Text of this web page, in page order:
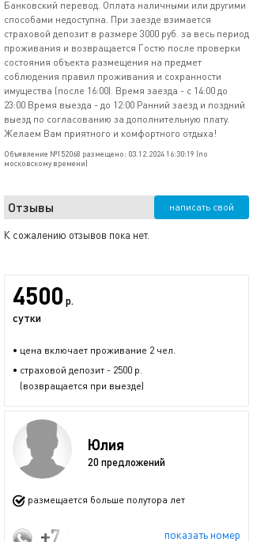
Банковский перевод. Оплата наличными или другими
способами недоступна. При заезде взимается
страховой депозит в размере 3000 руб. за весь период
проживания и возвращается Гостю после проверки
состояния объекта размещения на предмет
соблюдения правил проживания и сохранности
имущества (после 16:00). Время заезда - с 14:00 до
23:00 Время выезда - до 12:00 Ранний заезд и поздний
выезд по согласованию за дополнительную плату.
Желаем Вам приятного и комфортного отдыха!
Объявление №152068 размещено: 03.12.2024 16:30:19 (по
московскому времени)
Отзывы написать свой
К сожалению отзывов пока нет.
4500 р.
сутки
• цена включает проживание 2 чел.
• страховой депозит - 2500 р.
(возвращается при выезде)
Юлия
20 предложений
размещается больше полутора лет
показать номер
+7 (996) 081-20-88